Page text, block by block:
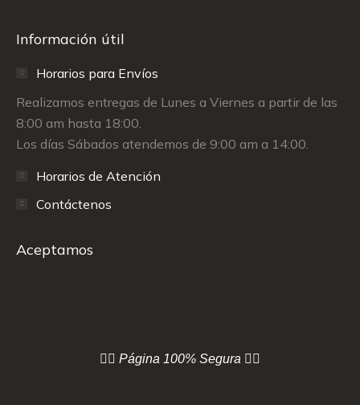
Información útil
Horarios para Envíos
Realizamos entregas de Lunes a Viernes a partir de las
8:00 am hasta 18:00.
Los días Sábados atendemos de 9:00 am a 14:00.
Horarios de Atención
Contáctenos
Aceptamos
👇🏻 Página 100% Segura 👇🏻